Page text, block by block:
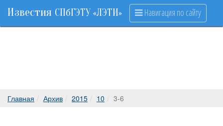
Известия СПбГЭТУ «ЛЭТИ» Навигация по сайту
Главная Архив 2015 10 3-6